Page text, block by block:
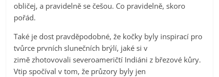
obličej, a pravidelně se češou. Co pravidelně, skoro
pořád.
Také je dost pravděpodobné, že kočky byly inspirací pro
tvůrce prvních slunečních brýlí, jaké si v
zimě zhotovovali severoameričtí Indiáni z březové kůry.
Vtip spočíval v tom, že průzory byly jen